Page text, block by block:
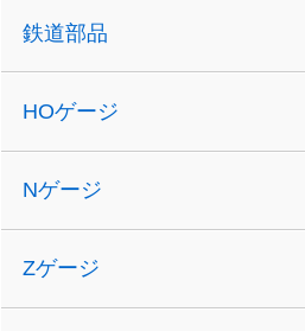
鉄道部品
HOゲージ
Nゲージ
Zゲージ